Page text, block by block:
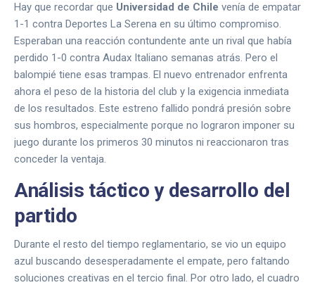
Hay que recordar que Universidad de Chile venía de empatar
1-1 contra Deportes La Serena en su último compromiso.
Esperaban una reacción contundente ante un rival que había
perdido 1-0 contra Audax Italiano semanas atrás. Pero el
balompié tiene esas trampas. El nuevo entrenador enfrenta
ahora el peso de la historia del club y la exigencia inmediata
de los resultados. Este estreno fallido pondrá presión sobre
sus hombros, especialmente porque no lograron imponer su
juego durante los primeros 30 minutos ni reaccionaron tras
conceder la ventaja.
Análisis táctico y desarrollo del
partido
Durante el resto del tiempo reglamentario, se vio un equipo
azul buscando desesperadamente el empate, pero faltando
soluciones creativas en el tercio final. Por otro lado, el cuadro